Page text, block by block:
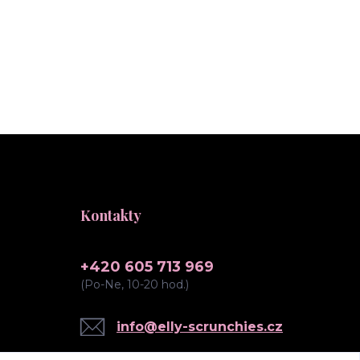
Kontakty
+420 605 713 969
(Po-Ne, 10-20 hod.)
info@elly-scrunchies.cz